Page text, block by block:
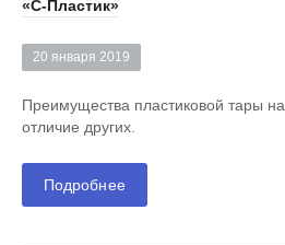
«С-Пластик»
20 января 2019
Преимущества пластиковой тары
отличие других.
Подробнее